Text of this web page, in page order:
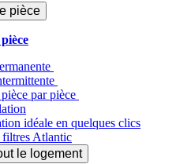
pièce
par pièce
idéale en quelques clics
Atlantic
le logement